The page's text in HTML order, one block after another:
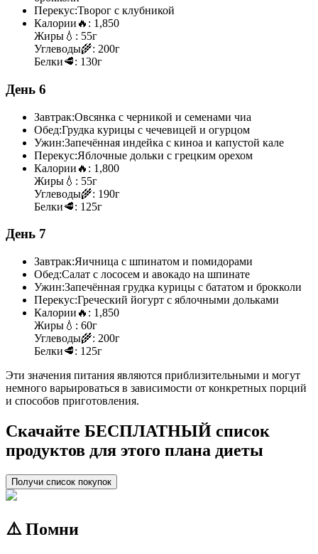
Перекус:Творог с клубникой
Калории 🔥: 1,850
Жиры 💧: 55г
Углеводы🌾: 200г
Белки🥩: 130г
День 6
Завтрак:Овсянка с черникой и семенами чиа
Обед:Грудка курицы с чечевицей и огурцом
Ужин:Запечённая индейка с киноа и капустой кале
Перекус:Яблочные дольки с грецким орехом
Калории 🔥: 1,800
Жиры 💧: 55г
Углеводы🌾: 190г
Белки🥩: 125г
День 7
Завтрак:Яичница с шпинатом и помидорами
Обед:Салат с лососем и авокадо на шпинате
Ужин:Запечённая грудка курицы с бататом и брокколи
Перекус:Греческий йогурт с яблочными дольками
Калории 🔥: 1,850
Жиры 💧: 60г
Углеводы🌾: 200г
Белки🥩: 125г
Эти значения питания являются приблизительными и могут
немного варьироваться в зависимости от конкретных порций
и способов приготовления.
Скачайте БЕСПЛАТНЫЙ список
продуктов для этого плана диеты
Получи список покупок
⚠️ Помни